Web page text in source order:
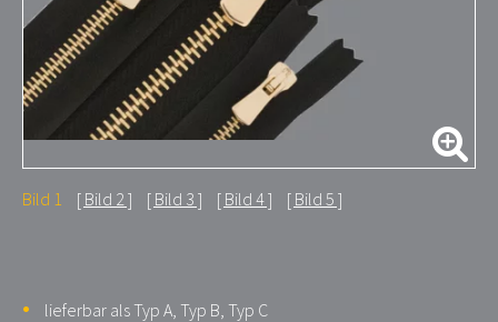
Bild 1 Bild 2 Bild 3 Bild 4 Bild 5
lieferbar als Typ A, Typ B, Typ C